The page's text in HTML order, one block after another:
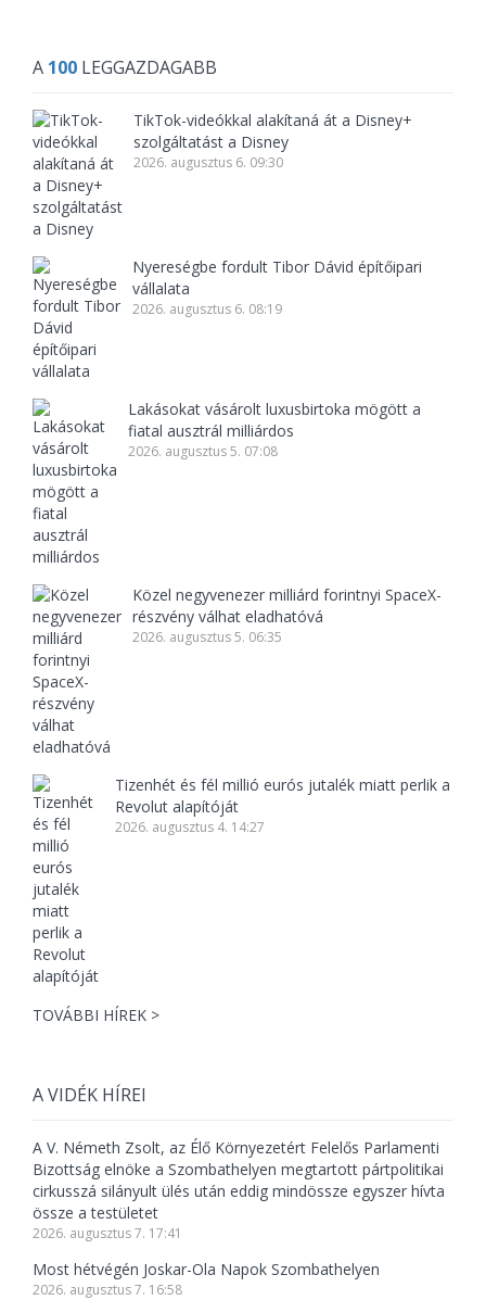
A 100 LEGGAZDAGABB
TikTok-videókkal alakítaná át a Disney+
szolgáltatást a Disney
2026. augusztus 6. 09:30
Nyereségbe fordult Tibor Dávid építőipari
vállalata
2026. augusztus 6. 08:19
Lakásokat vásárolt luxusbirtoka mögött a
fiatal ausztrál milliárdos
2026. augusztus 5. 07:08
Közel negyvenezer milliárd forintnyi SpaceX-
részvény válhat eladhatóvá
2026. augusztus 5. 06:35
Tizenhét és fél millió eurós jutalék miatt perlik a
Revolut alapítóját
2026. augusztus 4. 14:27
TOVÁBBI HÍREK >
A VIDÉK HÍREI
A V. Németh Zsolt, az Élő Környezetért Felelős Parlamenti
Bizottság elnöke a Szombathelyen megtartott pártpolitikai
cirkusszá silányult ülés után eddig mindössze egyszer hívta
össze a testületet
2026. augusztus 7. 17:41
Most hétvégén Joskar-Ola Napok Szombathelyen
2026. augusztus 7. 16:58